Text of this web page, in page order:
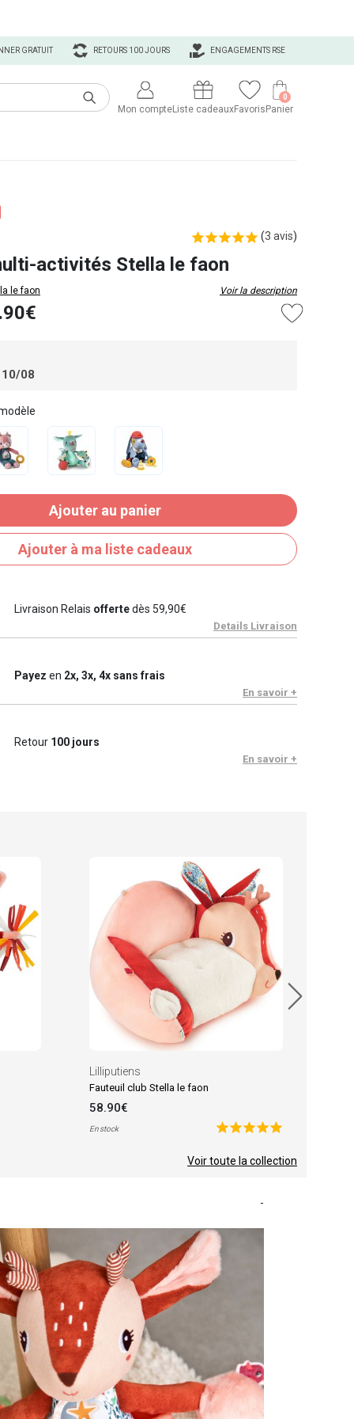
ENGAGEMENTS RSE
RETOURS 100 JOURS
GRATUIT
Mon compteListe cadeauxFavoris Panier
0
(3 avis)
activités Stella le faon
le faon Voir la description
08
Ajouter au panier
Ajouter à ma liste cadeaux
Livraison Relais offertedès 59,90€
Details Livraison
Payez en 2x, 3x, 4x sans frais
En savoir +
Retour 100 jours
En savoir +
Lilliputiens
Fauteuil club Stella le faon
58.90€
En stock
Voir toute la collection
-